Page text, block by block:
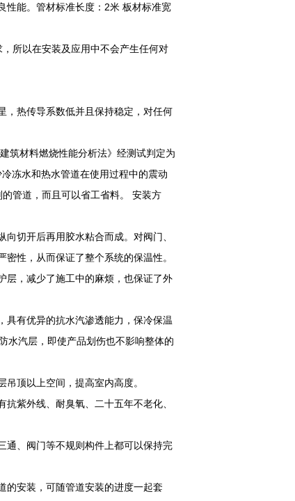
性能。管材标准长度：2米 板材标准宽
所以在安装及应用中不会产生任何对
，热传导系数低并且保持稳定，对任何
筑材料燃烧性能分析法》经测试判定为
冻水和热水管道在使用过程中的震动
管道，而且可以省工省料。 安装方
切开后再用胶水粘合而成。对阀门、
性，从而保证了整个系统的保温性。
层，减少了施工中的麻烦，也保证了外
具有优异的抗水汽渗透能力，保冷保温
水汽层，即使产品划伤也不影响整体的
顶以上空间，提高室内高度。
紫外线、耐臭氧、二十五年不老化、
通、阀门等不规则构件上都可以保持完
的安装，可随管道安装的进度一起套